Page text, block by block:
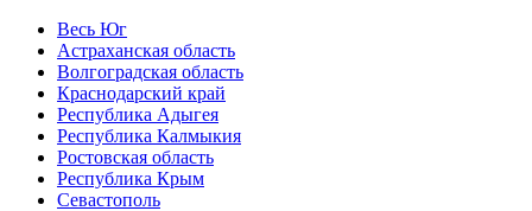
Весь Юг
Астраханская область
Волгоградская область
Краснодарский край
Республика Адыгея
Республика Калмыкия
Ростовская область
Республика Крым
Севастополь